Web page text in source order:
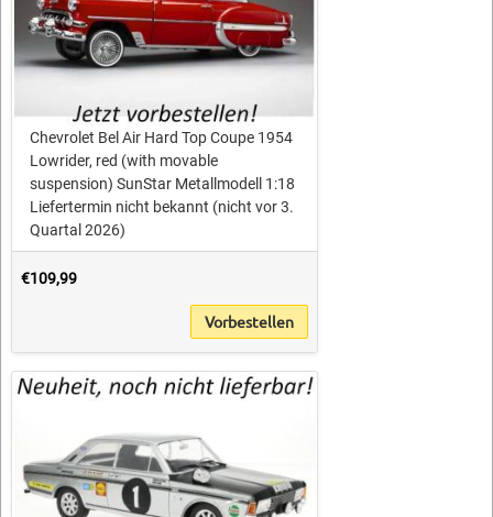
Chevrolet Bel Air Hard Top Coupe 1954
Lowrider, red (with movable
suspension) SunStar Metallmodell 1:18
Liefertermin nicht bekannt (nicht vor 3.
Quartal 2026)
€109,99
Vorbestellen